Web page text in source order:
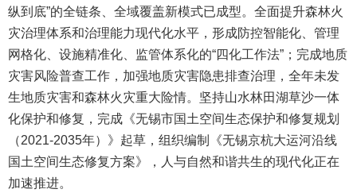
纵到底”的全链条、全域覆盖新模式已成型。全面提升森林火
灾治理体系和治理能力现代化水平，形成防控智能化、管理
网格化、设施精准化、监管体系化的“四化工作法”；完成地质
灾害风险普查工作，加强地质灾害隐患排查治理，全年未发
生地质灾害和森林火灾重大险情。坚持山水林田湖草沙一体
化保护和修复，完成《无锡市国土空间生态保护和修复规划
（2021-2035年）》起草，组织编制《无锡京杭大运河沿线
国土空间生态修复方案》，人与自然和谐共生的现代化正在
加速推进。